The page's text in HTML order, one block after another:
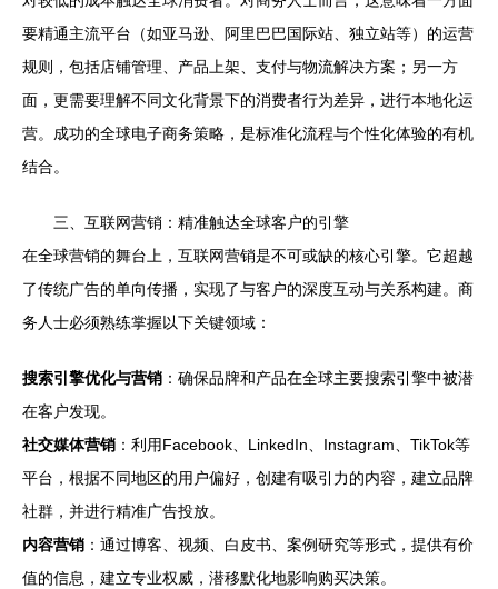
要精通主流平台（如亚马逊、阿里巴巴国际站、独立站等）的运营
规则，包括店铺管理、产品上架、支付与物流解决方案；另一方
面，更需要理解不同文化背景下的消费者行为差异，进行本地化运
营。成功的全球电子商务策略，是标准化流程与个性化体验的有机
结合。
三、互联网营销：精准触达全球客户的引擎
在全球营销的舞台上，互联网营销是不可或缺的核心引擎。它超越
了传统广告的单向传播，实现了与客户的深度互动与关系构建。商
务人士必须熟练掌握以下关键领域：
搜索引擎优化与营销 ：确保品牌和产品在全球主要搜索引擎中被潜
在客户发现。
社交媒体营销 ：利用Facebook、LinkedIn、Instagram、TikTok等
平台，根据不同地区的用户偏好，创建有吸引力的内容，建立品牌
社群，并进行精准广告投放。
内容营销 ：通过博客、视频、白皮书、案例研究等形式，提供有价
值的信息，建立专业权威，潜移默化地影响购买决策。